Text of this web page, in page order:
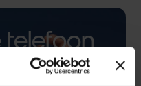
telefoon